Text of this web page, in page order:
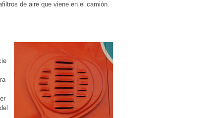
de aire que viene en el camión.